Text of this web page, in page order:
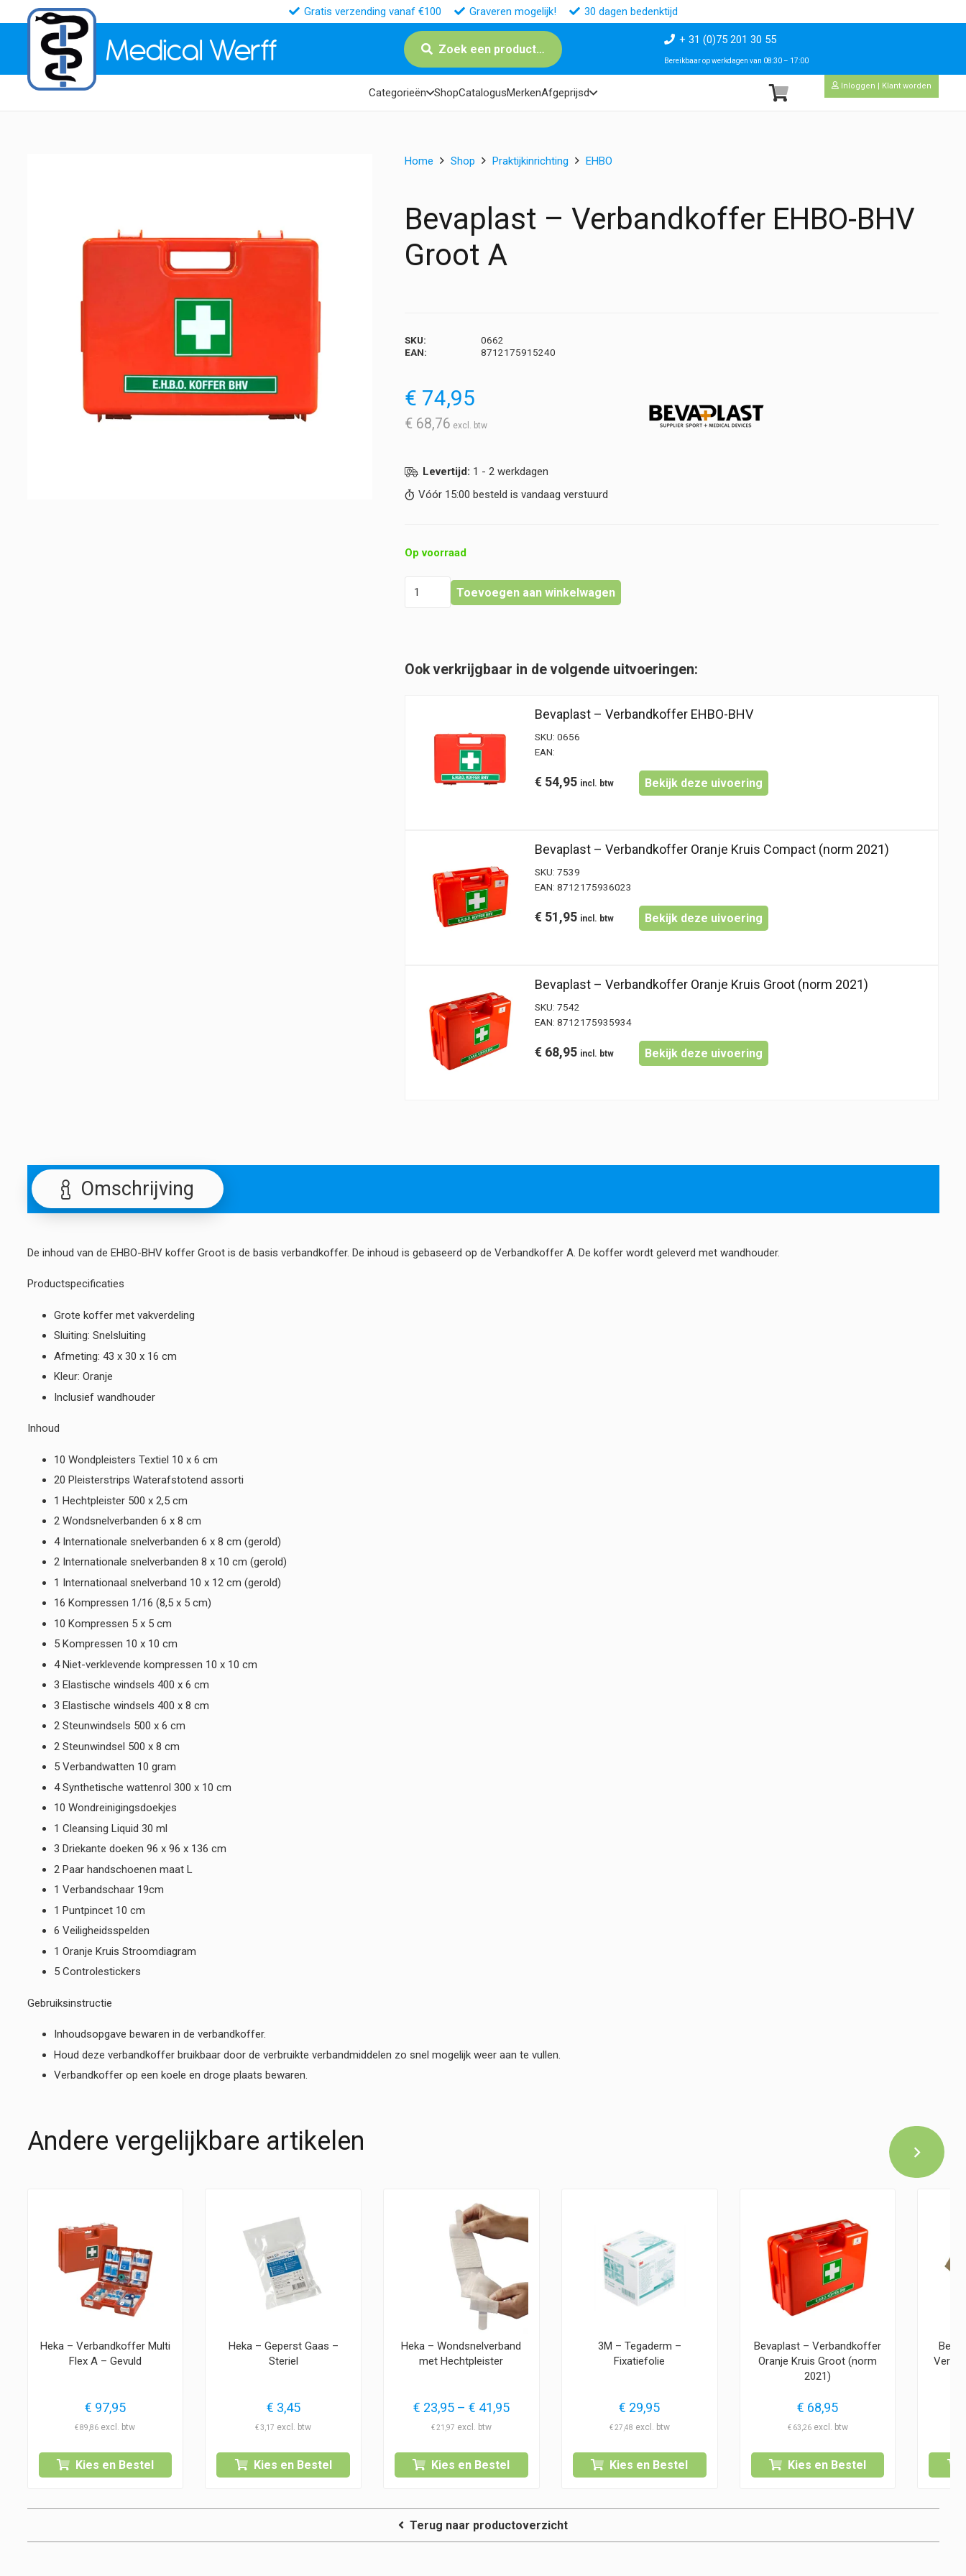
Gratis verzending vanaf €100 Graveren mogelijk! 30 dagen bedenktijd
MedicalWerff Zoek een product…
+ 31 (0)75 201 30 55
Bereikbaar op werkdagen van 08:30 – 17:00
Categorieën ShopCatalogusMerkenAfgeprijsd
Inloggen | Klant worden
Home Shop Praktijkinrichting EHBO
Bevaplast – Verbandkoffer EHBO-BHV
Groot A
SKU:
0662
EAN:
8712175915240
€ 74,95
€ 68,76
Levertijd: 1 - 2 werkdagen
Vóór 15:00 besteld is vandaag verstuurd
Op voorraad
A
Toevoegen aan winkelwagen
Ook verkrijgbaar in de volgende uitvoeringen:
Bevaplast – Verbandkoffer EHBO-BHV
SKU:0656
EAN:
€ 54,95 Bekijk deze uivoering
Bevaplast – Verbandkoffer Oranje Kruis Compact (norm 2021)
SKU:7539
EAN:8712175936023
€ 51,95 Bekijk deze uivoering
Bevaplast – Verbandkoffer Oranje Kruis Groot (norm 2021)
SKU:7542
EAN:8712175935934
€ 68,95 Bekijk deze uivoering
Omschrijving
De inhoud van de EHBO-BHV koffer Groot is de basis verbandkoffer. De inhoud is gebaseerd op de Verbandkoffer A. De koffer wordt geleverd met wandhouder.
Productspecificaties
Grote koffer met vakverdeling
Sluiting: Snelsluiting
Afmeting: 43 x 30 x 16 cm
Kleur: Oranje
Inclusief wandhouder
Inhoud
10 Wondpleisters Textiel 10 x 6 cm
20 Pleisterstrips Waterafstotend assorti
1 Hechtpleister 500 x 2,5 cm
2 Wondsnelverbanden 6 x 8 cm
4 Internationale snelverbanden 6 x 8 cm (gerold)
2 Internationale snelverbanden 8 x 10 cm (gerold)
1 Internationaal snelverband 10 x 12 cm (gerold)
16 Kompressen 1/16 (8,5 x 5 cm)
10 Kompressen 5 x 5 cm
5 Kompressen 10 x 10 cm
4 Niet-verklevende kompressen 10 x 10 cm
3 Elastische windsels 400 x 6 cm
3 Elastische windsels 400 x 8 cm
2 Steunwindsels 500 x 6 cm
2 Steunwindsel 500 x 8 cm
5 Verbandwatten 10 gram
4 Synthetische wattenrol 300 x 10 cm
10 Wondreinigingsdoekjes
1 Cleansing Liquid 30 ml
3 Driekante doeken 96 x 96 x 136 cm
2 Paar handschoenen maat L
1 Verbandschaar 19cm
1 Puntpincet 10 cm
6 Veiligheidsspelden
1 Oranje Kruis Stroomdiagram
5 Controlestickers
Gebruiksinstructie
Inhoudsopgave bewaren in de verbandkoffer.
Houd deze verbandkoffer bruikbaar door de verbruikte verbandmiddelen zo snel mogelijk weer aan te vullen.
Verbandkoffer op een koele en droge plaats bewaren.
Andere vergelijkbare artikelen
Heka – Verbandkoffer Multi
Flex A – Gevuld
€ 97,95
€89,86
Kies en Bestel
Heka – Geperst Gaas –
Steriel
€ 3,45
€3,17
Kies en Bestel
Heka – Wondsnelverband
met Hechtpleister
€ 23,95 – € 41,95Prijsklasse:
€ 41,95
€21,97
Kies en Bestel
3M – Tegaderm –
Fixatiefolie
€ 29,95
€27,48
Kies en Bestel
Bevaplast – Verbandkoffer
Oranje Kruis Groot (norm
2021)
€ 68,95
€63,26
Kies en Bestel
Terug naar productoverzicht